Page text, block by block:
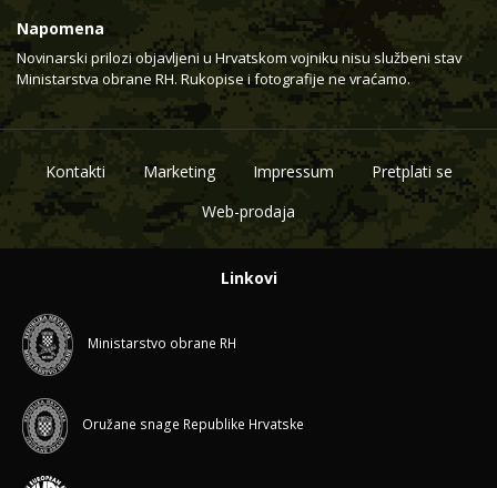
Napomena
Novinarski prilozi objavljeni u Hrvatskom vojniku nisu službeni stav
Ministarstva obrane RH. Rukopise i fotografije ne vraćamo.
Kontakti Marketing Impressum
Pretplati se
Web-prodaja
Linkovi
Ministarstvo obrane RH
Oružane snage Republike Hrvatske